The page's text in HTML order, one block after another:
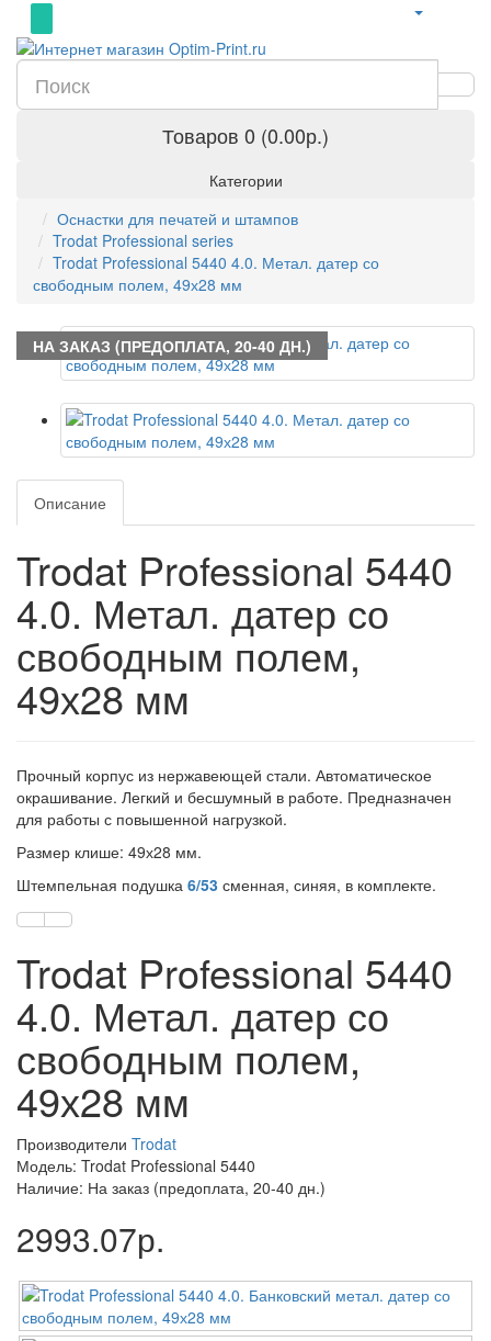
Товаров 0 (0.00р.)
Категории
Оснастки для печатей и штампов
Trodat Professional series
Trodat Professional 5440 4.0. Метал. датер со
свободным полем, 49х28 мм
НА ЗАКАЗ (ПРЕДОПЛАТА, 20-40 ДН.)
Описание
Trodat Professional 5440
4.0. Метал. датер со
свободным полем,
49х28 мм
Прочный корпус из нержавеющей стали. Автоматическое
окрашивание. Легкий и бесшумный в работе. Предназначен
для работы с повышенной нагрузкой.
Размер клише: 49х28 мм.
Штемпельная подушка 6/53 сменная, синяя, в комплекте.
Trodat Professional 5440
4.0. Метал. датер со
свободным полем,
49х28 мм
Производители Trodat
Модель: Trodat Professional 5440
Наличие: На заказ (предоплата, 20-40 дн.)
2993.07р.